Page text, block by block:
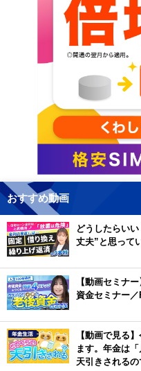
おすすめ動画
どうしたらい
丈夫”と思って
【動画セミナ
資金セミナー／
【動画で見る
ます。年金は
天引きされるの